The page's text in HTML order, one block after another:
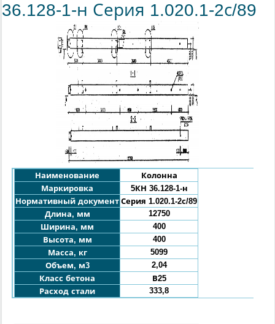
36.128-1-н Серия 1.020.1-2с/89
Наименование
Колонна
Маркировка
5КН 36.128-1-н
Нормативный документ Серия 1.020.1-2с/89
Длина, мм
12750
Ширина, мм
400
Высота, мм
400
Масса, кг
5099
Объем, м3
2,04
Класс бетона
В25
Расход стали
333,8